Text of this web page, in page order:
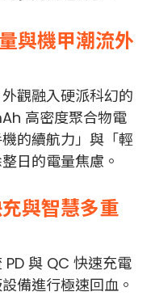
與機甲潮流外
觀融入硬派科幻的
高密度聚合物電
的續航力」與「輕
日的電量焦慮。
與智慧多重
與 QC 快速充電
備進行極速回血。